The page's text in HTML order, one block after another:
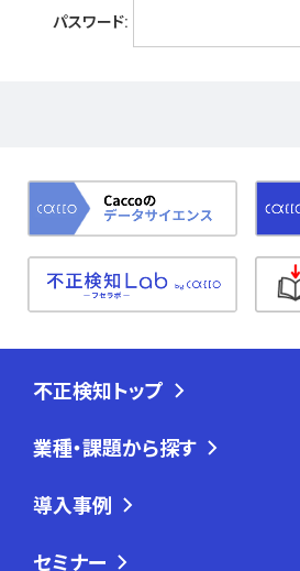
パスワード:
不正検知トップ
業種・課題から探す
導入事例
セミナー